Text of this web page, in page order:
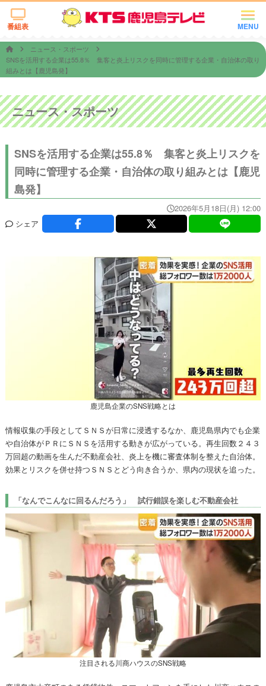
MENU
番組表
ニュース・スポーツ
SNSを活用する企業は55.8％ 集客と炎上リスクを同時に管理する企業・自治体の取り
組みとは【鹿児島発】
ニュース・スポーツ
SNSを活用する企業は55.8％ 集客と炎上リスクを
同時に管理する企業・自治体の取り組みとは【鹿児
島発】
2026年5月18日(月) 12:00
シェア
鹿児島企業のSNS戦略とは
情報収集の手段としてＳＮＳが日常に浸透するなか、鹿児島県内でも企業
や自治体がＰＲにＳＮＳを活用する動きが広がっている。再生回数２４３
万回超の動画を生んだ不動産会社、炎上を機に審査体制を整えた自治体。
効果とリスクを併せ持つＳＮＳとどう向き合うか、県内の現状を追った。
「なんでこんなに回るんだろう」 試行錯誤を楽しむ不動産会社
注目される川商ハウスのSNS戦略